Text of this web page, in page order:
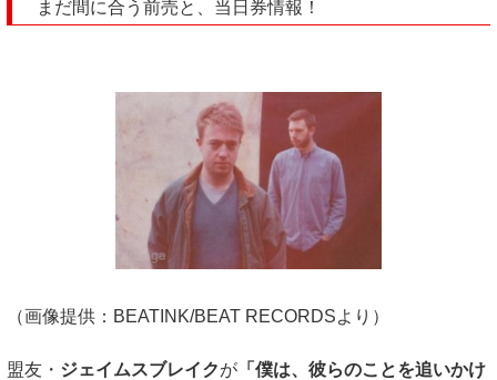
まだ間に合う前売と、当日券情報！
（画像提供：BEATINK/BEAT RECORDSより）
盟友・ ジェイムスブレイクが 「僕は、彼らのことを追いかけ